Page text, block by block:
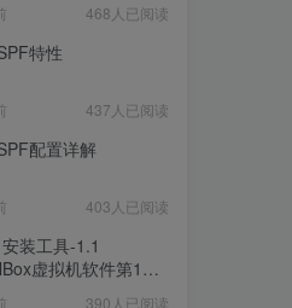
468人已阅读
特性
437人已阅读
配置详解
403人已阅读
装工具-1.1
虚拟机软件第1章
390人已阅读